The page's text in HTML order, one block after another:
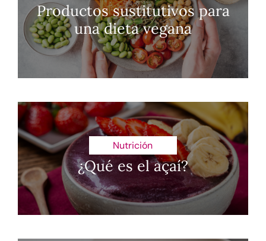
Productos sustitutivos para
una dieta vegana
Nutrición
¿Qué es el açaí?